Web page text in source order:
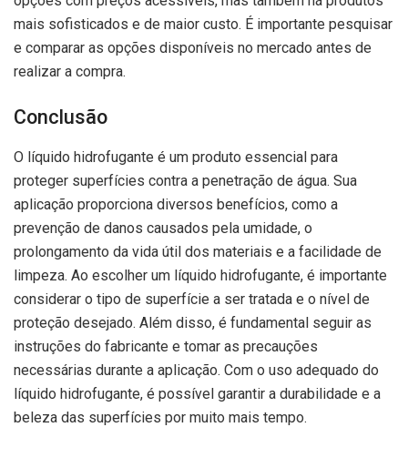
mais sofisticados e de maior custo. É importante pesquisar
e comparar as opções disponíveis no mercado antes de
realizar a compra.
Conclusão
O líquido hidrofugante é um produto essencial para
proteger superfícies contra a penetração de água. Sua
aplicação proporciona diversos benefícios, como a
prevenção de danos causados pela umidade, o
prolongamento da vida útil dos materiais e a facilidade de
limpeza. Ao escolher um líquido hidrofugante, é importante
considerar o tipo de superfície a ser tratada e o nível de
proteção desejado. Além disso, é fundamental seguir as
instruções do fabricante e tomar as precauções
necessárias durante a aplicação. Com o uso adequado do
líquido hidrofugante, é possível garantir a durabilidade e a
beleza das superfícies por muito mais tempo.